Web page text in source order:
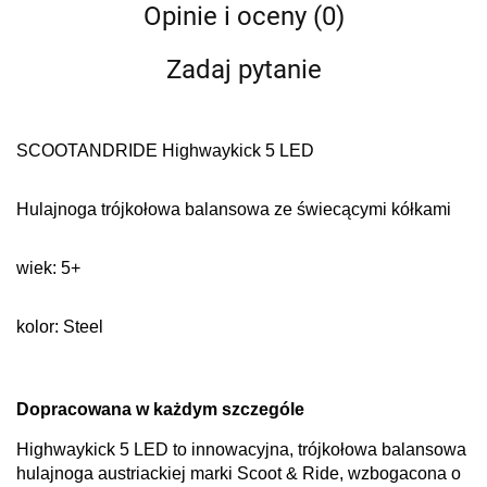
Opinie i oceny (0)
Zadaj pytanie
SCOOTANDRIDE Highwaykick 5 LED
Hulajnoga trójkołowa balansowa ze świecącymi kółkami
wiek: 5+
kolor: Steel
Dopracowana w każdym szczególe
Highwaykick 5 LED to innowacyjna, trójkołowa balansowa
hulajnoga austriackiej marki Scoot & Ride, wzbogacona o